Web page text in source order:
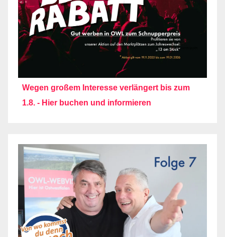
Wegen großem Interesse verlängert bis zum
1.8. - Hier buchen und informieren